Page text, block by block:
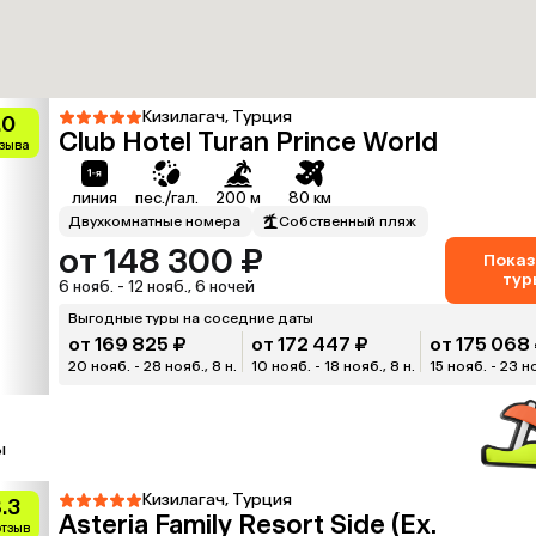
Кизилагач, Турция
Club Hotel Turan Prince World
линия пес./гал. 200 м 80 км
Двухкомнатные номера Собственный пляж
от 148 300 ₽
6 нояб. - 12 нояб., 6 ночей
Выгодные туры на соседние даты
от 169 825 ₽
20 нояб. - 28 нояб., 8 н.
от 172 447 ₽
10 нояб. - 18 нояб., 8 н.
от 175 068
15 нояб. - 23
Кизилагач, Турция
Asteria Family Resort Side (Ex.